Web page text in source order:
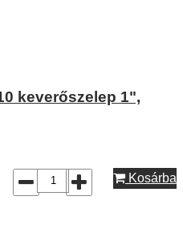
keverőszelep 1",
Kosárba